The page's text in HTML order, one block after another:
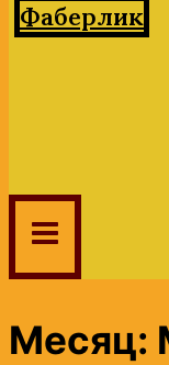
Фаберлик
Месяц: